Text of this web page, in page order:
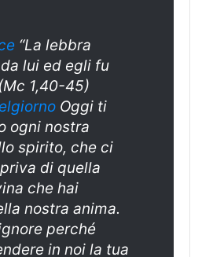
“La lebbra
lui ed egli fu
1,40-45)
Oggi ti
ogni nostra
spirito, che ci
di quella
che hai
nostra anima.
perché
in noi la tua